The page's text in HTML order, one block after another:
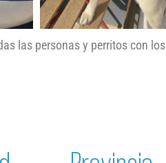
las personas y perritos con los